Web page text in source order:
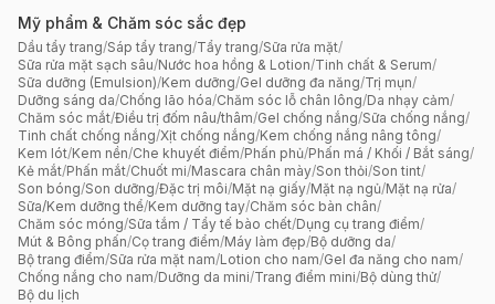
Mỹ phẩm & Chăm sóc sắc đẹp
Dầu tẩy trang/Sáp tẩy trang/Tẩy trang/Sữa rửa mặt/
Sữa rửa mặt sạch sâu/Nước hoa hồng & Lotion/Tinh chất & Serum/
Sữa dưỡng (Emulsion)/Kem dưỡng/Gel dưỡng đa năng/Trị mụn/
Dưỡng sáng da/Chống lão hóa/Chăm sóc lỗ chân lông/Da nhạy cảm/
Chăm sóc mắt/Điều trị đốm nâu/thâm/Gel chống nắng/Sữa chống nắng/
Tinh chất chống nắng/Xịt chống nắng/Kem chống nắng nâng tông/
Kem lót/Kem nền/Che khuyết điểm/Phấn phủ/Phấn má / Khối / Bắt sáng/
Kẻ mắt/Phấn mắt/Chuốt mi/Mascara chân mày/Son thỏi/Son tint/
Son bóng/Son dưỡng/Đặc trị môi/Mặt nạ giấy/Mặt nạ ngủ/Mặt nạ rửa/
Sữa/Kem dưỡng thể/Kem dưỡng tay/Chăm sóc bàn chân/
Chăm sóc móng/Sữa tắm / Tẩy tế bào chết/Dụng cụ trang điểm/
Mút & Bông phấn/Cọ trang điểm/Máy làm đẹp/Bộ dưỡng da/
Bộ trang điểm/Sữa rửa mặt nam/Lotion cho nam/Gel đa năng cho nam/
Chống nắng cho nam/Dưỡng da mini/Trang điểm mini/Bộ dùng thử/
Bộ du lịch